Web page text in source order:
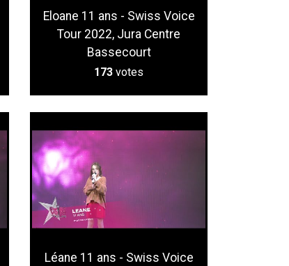
Eloane 11 ans - Swiss Voice
Tour 2022, Jura Centre
Bassecourt
173 votes
Léane 11 ans - Swiss Voice